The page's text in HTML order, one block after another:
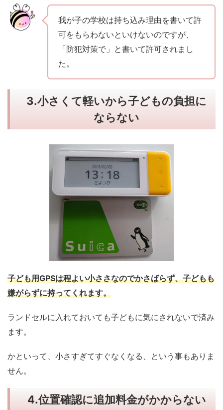
我が子の学校は持ち込み理由を書いて許
可をもらわないといけないのですが、
「防犯対策で」と書いて許可されまし
た。
3.小さくて軽いから子どもの負担に
ならない
子ども用GPSは程よい小ささなのでかさばらず、子どもも
嫌がらずに持ってくれます。
ランドセルに入れておいても子どもに気にされないで済み
ます。
かといって、小さすぎてすぐなくなる、という事もありま
せん。
4.位置確認に追加料金がかからない